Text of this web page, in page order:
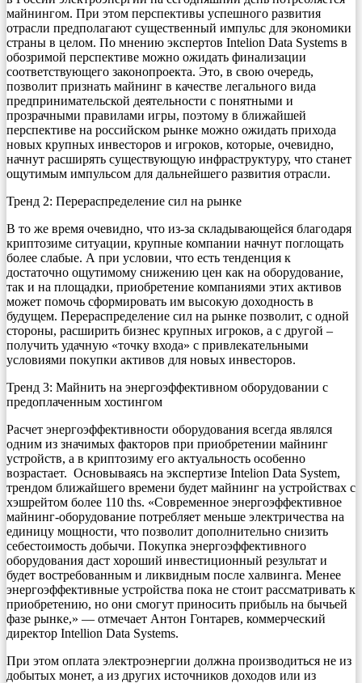
майнингом. При этом перспективы успешного развития
отрасли предполагают существенный импульс для экономики
страны в целом. По мнению экспертов Intelion Data Systems в
обозримой перспективе можно ожидать финализации
соответствующего законопроекта. Это, в свою очередь,
позволит признать майнинг в качестве легального вида
предпринимательской деятельности с понятными и
прозрачными правилами игры, поэтому в ближайшей
перспективе на российском рынке можно ожидать прихода
новых крупных инвесторов и игроков, которые, очевидно,
начнут расширять существующую инфраструктуру, что станет
ощутимым импульсом для дальнейшего развития отрасли.
Тренд 2: Перераспределение сил на рынке
В то же время очевидно, что из-за складывающейся благодаря
криптозиме ситуации, крупные компании начнут поглощать
более слабые. А при условии, что есть тенденция к
достаточно ощутимому снижению цен как на оборудование,
так и на площадки, приобретение компаниями этих активов
может помочь сформировать им высокую доходность в
будущем. Перераспределение сил на рынке позволит, с одной
стороны, расширить бизнес крупных игроков, а с другой –
получить удачную «точку входа» с привлекательными
условиями покупки активов для новых инвесторов.
Тренд 3: Майнить на энергоэффективном оборудовании с
предоплаченным хостингом
Расчет энергоэффективности оборудования всегда являлся
одним из значимых факторов при приобретении майнинг
устройств, а в криптозиму его актуальность особенно
возрастает. Основываясь на экспертизе Intelion Data System,
трендом ближайшего времени будет майнинг на устройствах с
хэшрейтом более 110 ths. «Современное энергоэффективное
майнинг-оборудование потребляет меньше электричества на
единицу мощности, что позволит дополнительно снизить
себестоимость добычи. Покупка энергоэффективного
оборудования даст хороший инвестиционный результат и
будет востребованным и ликвидным после халвинга. Менее
энергоэффективные устройства пока не стоит рассматривать к
приобретению, но они смогут приносить прибыль на бычьей
фазе рынке,» — отмечает Антон Гонтарев, коммерческий
директор Intellion Data Systems.
При этом оплата электроэнергии должна производиться не из
добытых монет, а из других источников доходов или из